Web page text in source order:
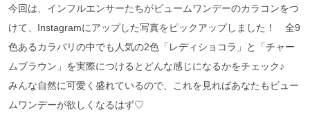
今回は、インフルエンサーたちがビュームワンデーのカラコンをつ
けて、Instagramにアップした写真をピックアップしました！ 全9
色あるカラバリの中でも人気の2色「レディショコラ」と「チャー
ムブラウン」を実際につけるとどんな感じになるかをチェック♪
みんな自然に可愛く盛れているので、これを見ればあなたもビュー
ムワンデーが欲しくなるはず♡